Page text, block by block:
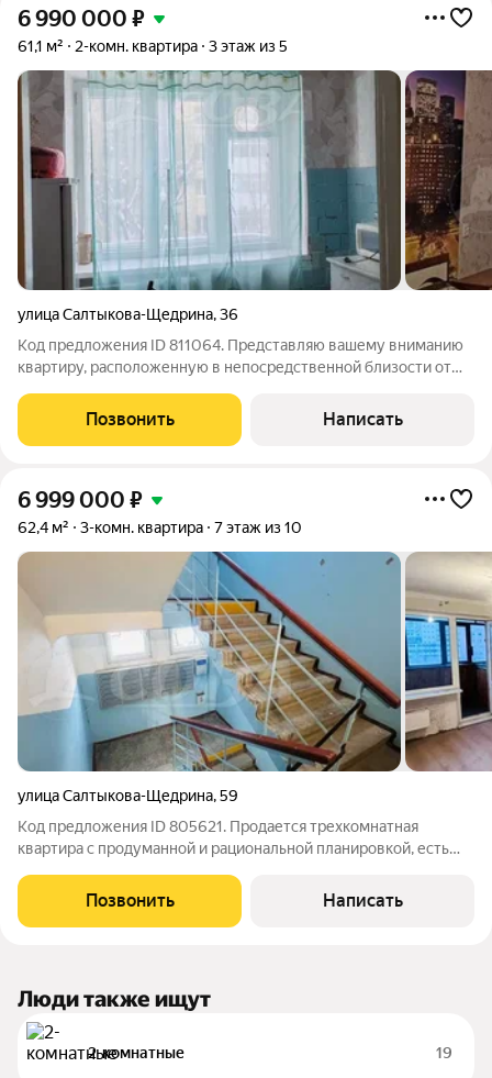
6 990 000 ₽
61,1 м² 2-комн. квартира 3 этаж из 5
улица Салтыкова-Щедрина,36
Код предложения ID 811064. Представляю вашему вниманию
квартиру, расположенную в непосредственной близости от
шагов отделяют её от популярных торговых центров "Гудвин",
"Премьер", "ЦУМ",
Позвонить Написать
6 999 000 ₽
62,4 м² 3-комн. квартира 7 этаж из 10
улица Салтыкова-Щедрина,59
Код предложения ID 805621. Продается трехкомнатная
квартира с продуманной и рациональной планировкой, есть
самом центре города! Квартира требует ремонта. Место для
комфортной жизни, где все
Позвонить Написать
Люди также ищут
2-комнатные 19